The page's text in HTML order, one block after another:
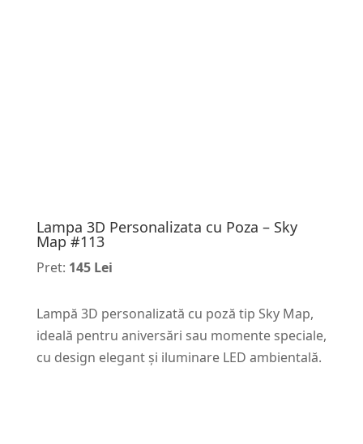
Lampa 3D Personalizata cu Poza – Sky
Map #113
Pret: 145 Lei
Lampă 3D personalizată cu poză tip Sky Map,
ideală pentru aniversări sau momente speciale,
cu design elegant și iluminare LED ambientală.